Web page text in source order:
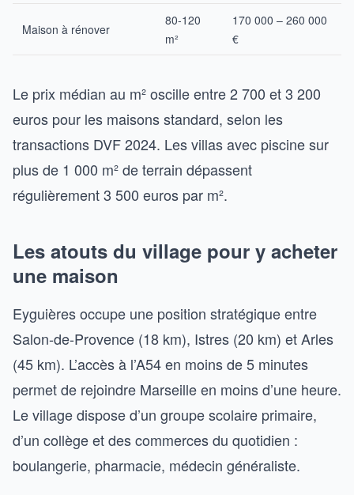
Maison à rénover
80-120
m²
170 000 – 260 000
€
Le prix médian au m² oscille entre 2 700 et 3 200
euros pour les maisons standard, selon les
transactions DVF 2024. Les villas avec piscine sur
plus de 1 000 m² de terrain dépassent
régulièrement 3 500 euros par m².
Les atouts du village pour y acheter
une maison
Eyguières occupe une position stratégique entre
Salon-de-Provence (18 km), Istres (20 km) et Arles
(45 km). L’accès à l’A54 en moins de 5 minutes
permet de rejoindre Marseille en moins d’une heure.
Le village dispose d’un groupe scolaire primaire,
d’un collège et des commerces du quotidien :
boulangerie, pharmacie, médecin généraliste.